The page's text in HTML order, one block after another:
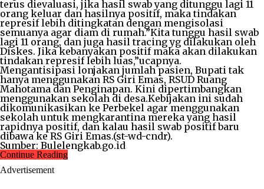
terus dievaluasi, jika hasil swab yang ditunggu lagi 11
orang keluar dan hasilnya positif, maka tindakan
represif lebih ditingkatan dengan mengisolasi
semuanya agar diam di rumah.”Kita tunggu hasil swab
lagi 11 orang, dan juga hasil tracing yg dilakukan oleh
Diskes. Jika kebanyakan positif maka akan dilakukan
tindakan represif lebih luas,”ucapnya.
Mengantisipasi lonjakan jumlah pasien, Bupati tak
hanya menggunakan RS Giri Emas, RSUD Ruang
Mahotama dan Penginapan. Kini dipertimbangkan
menggunakan sekolah di desa.Kebijakan ini sudah
dikomunikasikan ke Perbekel agar menggunakan
sekolah untuk mengkarantina mereka yang hasil
rapidnya positif, dan kalau hasil swab positif baru
dibawa ke RS Giri Emas.(st-wd-cndr).
Sumber: Bulelengkab.go.id
Continue Reading
Advertisement